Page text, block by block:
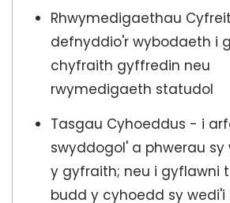
Rhwymedigaethau
defnyddio'r wybodaeth i
chyfraith gyffredin neu
rwymedigaeth statudol
Tasgau Cyhoeddus - i
swyddogol' a phwerau sy
y gyfraith; neu i gyflawni
budd y cyhoedd sy wedi'i